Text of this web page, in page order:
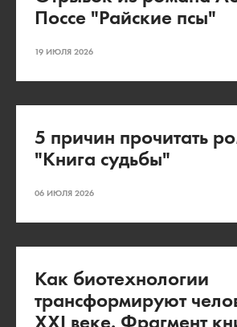
Поссе "Райские псы"
19 ИЮЛЯ 2026
5 причин прочитать
"Книга судьбы"
06 ИЮЛЯ 2026
Как биотехнологии
трансформируют